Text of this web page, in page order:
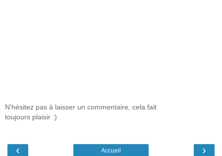
N'hésitez pas à laisser un commentaire, cela fait
toujours plaisir :)
‹ ›
Accueil